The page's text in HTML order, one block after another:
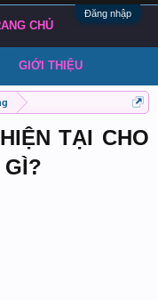
Đăng nhập
TẠI CHO
GÌ?
CHỦ
chủ đề
GIỚI THIỆU